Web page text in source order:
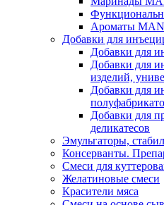
Ароматы
Добавки для
Добавки для
Добавки для
изделий,
Добавки для
Добавки для
деликатесов
Эмульгаторы,
Консерванты.
Смеси для
Желатиновые смеси
Красители мяса